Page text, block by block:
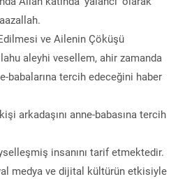
ve Ailenin Çöküşü
aleyhi vesellem, ahir zamanda
babalarına tercih edeceğini haber
arkadaşını anne-babasına tercih
insanını tarif etmektedir.
medya ve dijital kültürün etkisiyle